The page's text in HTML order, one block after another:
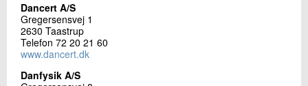
Dancert A/S
Gregersensvej 1
2630 Taastrup
Telefon 72 20 21 60
www.dancert.dk
Danfysik A/S